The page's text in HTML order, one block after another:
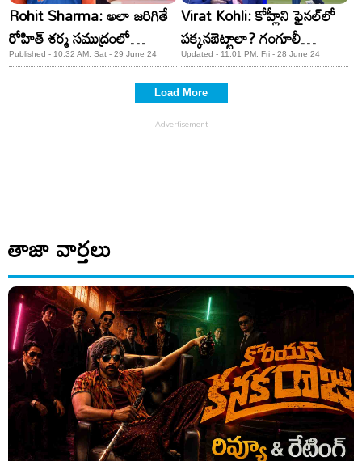
Rohit Sharma: అలా జరిగితే
రోహిత్ శర్మ సముద్రంలో
దూకేస్తాడు! గంగూలీ షాకింగ్
Published - 10:32 AM, Sat - 29 June 24
Virat Kohli: కోహ్లీని ఫైనల్​లో
పక్కనబెట్టాలా? గంగూలీ
అదిరిపోయే రిప్లయ్!
Updated - 11:01 PM, Fri - 28 June 24
Load More
తాజా వార్తలు